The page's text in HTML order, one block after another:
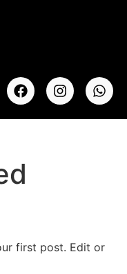
first post. Edit or